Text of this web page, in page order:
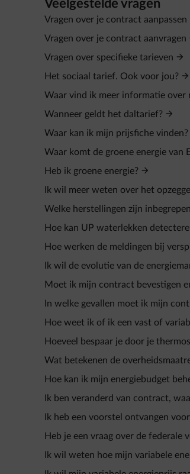
Veelgestelde vragen
Vragen over je contract aanpassen
Vragen over je contract aanvragen
Vragen over specifieke tarieven
Het sociaal tarief. Ook voor jou?
Waar vind ik meer informatie over
Wanneer geldt het daltarief?
Waar kan ik mijn prijsfiche vinden?
Waar komt de groene energie van
Heb ik groene energie?
Ik wil meer weten over het
Welke herstellingen zijn
Hoe kan UP waterlekken
Hoe werken de meldingen bij
Ik wil de evolutie van de
Moet ik mijn contract bevestigen
In welke gevallen moet ik mijn
Hoe weet ik of ik een vast of
Hoeveel bespaar je door je
Wat betekenen de
Hoe kan ik mijn energiebudget
Ik ben veranderd van contract,
Ik heb een voorstel ontvangen
Heb je een vraag over de federale
Ik wil weten hoe mijn variabele